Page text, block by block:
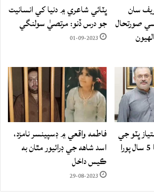
سان
صورتحال
ڀٽائي شاعري ۾ دنيا کي انسانيت
جو درس ڏنو: مرتصيٰ سولنگي
01-09-2023
ڀٽو جي
ملاقات، حڪومت جا 5 سال پورا
فاطمه واقعي ۾ ڊسپينسر نامزد،
اسد شاهه جي ڊرائيور مٿان به
ڪيس داخل
29-08-2023